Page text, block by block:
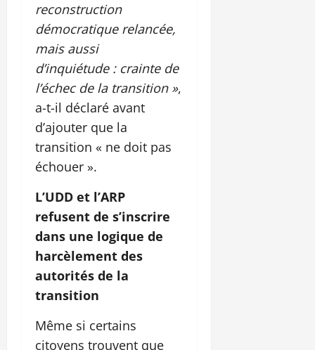
reconstruction
démocratique relancée,
mais aussi
d’inquiétude : crainte de
l’échec de la transition »,
a-t-il déclaré avant
d’ajouter que la
transition « ne doit pas
échouer ».
L’UDD et l’ARP
refusent de s’inscrire
dans une logique de
harcèlement des
autorités de la
transition
Même si certains
citoyens trouvent que